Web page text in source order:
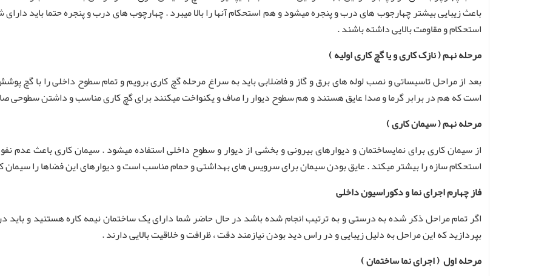
باعث زیبایی بیشتر چهارجوب های درب و پنجره میشود و هم استحکام آنها را بالا میبرد . چهارچوب های درب و پنجره حتما باید
استحکام و مقاومت بالایی داشته باشند .
مرحله نهم ( نازک کاری و یا گچ کاری اولیه )
بعد از مراحل تاسیساتی و نصب لوله های برق و گاز و فاضلابی باید به سراغ مرحله گچ کاری برویم و تمام سطوح داخلی را با گچ
است که هم در برابر گرما و صدا عایق هستند و هم سطوح دیوار را صاف و یکنواخت میکنند برای گچ کاری مناسب و داشتن سطوحی صاف
مرحله نهم ( سیمان کاری )
از سیمان کاری برای نمایساختمان و دیوارهای بیرونی و بخشی از دیوار و سطوح داخلی استفاده میشود . سیمان کاری باعث عدم
استحکام سازه را بیشتر میکند . عایق بودن سیمان برای سرویس های بهداشتی و حمام مناسب است و دیوارهای این فضاها را سیمان
فاز چهارم اجرای نما و دکوراسیون داخلی
اگر تمام مراحل ذکر شده به درستی و به ترتیب انجام شده باشد در حال حاضر شما دارای یک ساختمان نیمه کاره هستنید و باید
بپردازید که این مراحل به دلیل زیبایی و در راس دید بودن نیازمند دقت ، ظرافت و خلاقیت بالایی دارند .
مرحله اول ( اجرای نما ساختمان )